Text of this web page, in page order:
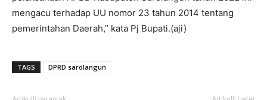
mengacu terhadap UU nomor 23 tahun 2014 tentang
pemerintahan Daerah,” kata Pj Bupati.(aji)
TAGS DPRD sarolangun